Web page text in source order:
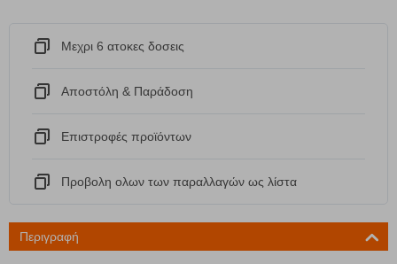
Μεχρι 6 ατοκες δοσεις
Αποστόλη & Παράδοση
Eπιστροφές προϊόντων
Προβολη ολων των παραλλαγών ως λίστα
Περιγραφή